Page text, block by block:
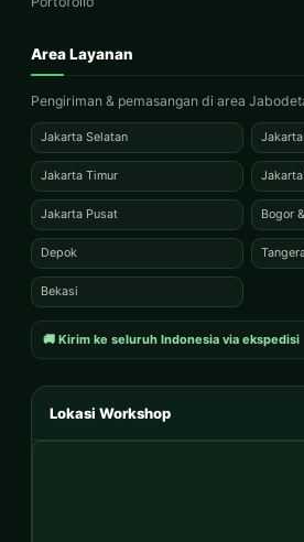
Area Layanan
Pengiriman & pemasangan di area
Jakarta Selatan
Jakarta Timur
Jakarta Pusat Bogor
Depok
Bekasi
🚚 Kirim ke seluruh Indonesia via ekspedisi
Lokasi Workshop